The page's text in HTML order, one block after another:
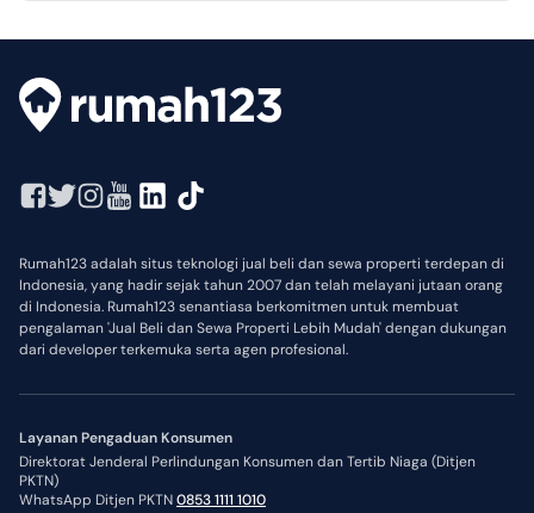
Rumah123 adalah situs teknologi jual beli dan sewa properti terdepan di
Indonesia, yang hadir sejak tahun 2007 dan telah melayani jutaan orang
di Indonesia. Rumah123 senantiasa berkomitmen untuk membuat
pengalaman 'Jual Beli dan Sewa Properti Lebih Mudah' dengan dukungan
dari developer terkemuka serta agen profesional.
Layanan Pengaduan Konsumen
Direktorat Jenderal Perlindungan Konsumen dan Tertib Niaga (Ditjen
PKTN)
WhatsApp Ditjen PKTN0853 1111 1010